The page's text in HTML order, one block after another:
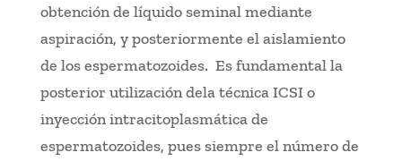
obtención de líquido seminal mediante
aspiración, y posteriormente el aislamiento
de los espermatozoides. Es fundamental la
posterior utilización dela técnica ICSI o
inyección intracitoplasmática de
espermatozoides, pues siempre el número de